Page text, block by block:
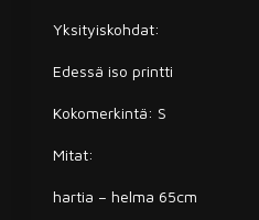
Yksityiskohdat:
Edessä iso printti
Kokomerkintä: S
Mitat:
hartia – helma 65cm